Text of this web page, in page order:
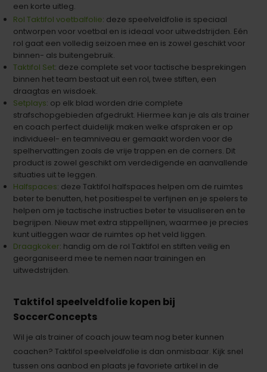
een korte uitleg.
Rol Taktifol voetbalfolie: deze speelveldfolie is speciaal
ontworpen voor voetbal en is ideaal voor uitwedstrijden. Eén
rol gaat een volledig seizoen mee en is zowel geschikt voor
binnen- als buitengebruik.
Taktifol Set: deze complete set voor tactische besprekingen
binnen het team bestaat uit een rol, twee stiften, een
draagtas en wisdoek.
Setplays: op elk blad worden drie complete
strafschopgebieden afgedrukt. Hiermee kan je als als trainer
en coach perfect duidelijk maken welke afspraken er op
individueel- en teamniveau er gemaakt worden voor de
spelhervattingen zoals de vrije trappen en de corners. Dit
product is zowel geschikt om verdedigende en aanvallende
situaties uit te leggen.
Halfspaces: deze Taktifol halfspaces helpen om de ruimtes
beter te benutten, het positiespel te verfijnen en je spelers te
helpen om je tactische instructies beter te visualiseren en te
begrijpen. Nieuw met extra stippellijnen, waarmee je precies
kunt uitleggen waar de ruimtes op het veld liggen.
Draagkoker: handig om de rol Taktifol en stiften veilig en
georganiseerd mee te nemen naar trainingen en
uitwedstrijden.
Taktifol speelveldfolie kopen bij
SoccerConcepts
Wil je als trainer of coach jouw team nog beter kunnen
coachen? Taktifol speelveldfolie is dan onmisbaar. Kijk snel
tussen ons aanbod en plaats je favoriete artikel in de